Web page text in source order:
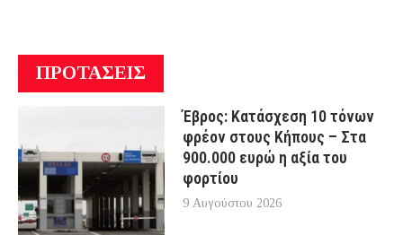
ΠΡΟΤΑΣΕΙΣ
Έβρος: Κατάσχεση 10 τόνων
φρέον στους Κήπους – Στα
900.000 ευρώ η αξία του
φορτίου
9 Αυγούστου 2026